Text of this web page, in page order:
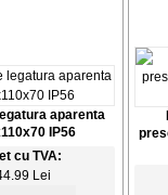
aparenta
IP56
cu TVA:
Lei